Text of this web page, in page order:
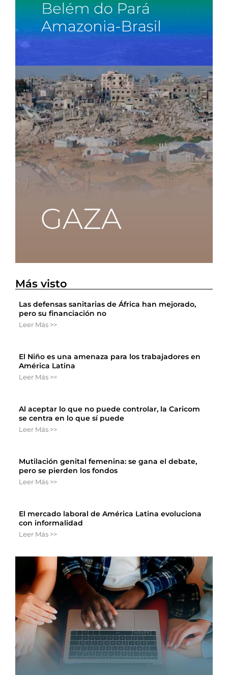
Más visto
Las defensas sanitarias de África han mejorado,
pero su financiación no
Leer Más >>
El Niño es una amenaza para los trabajadores en
América Latina
Leer Más >>
Al aceptar lo que no puede controlar, la Caricom
se centra en lo que sí puede
Leer Más >>
Mutilación genital femenina: se gana el debate,
pero se pierden los fondos
Leer Más >>
El mercado laboral de América Latina evoluciona
con informalidad
Leer Más >>